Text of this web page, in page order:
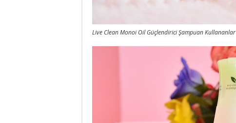
Live Clean Monoi Oil Güçlendirici Şampuan Kullananlar